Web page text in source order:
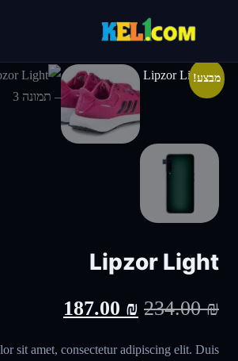
מבצע!
Lipzor Light
234.00₪
המחיר
המקורי
187.00 ₪
הנוכחי
sit amet, consectetur adipiscing elit. Duis